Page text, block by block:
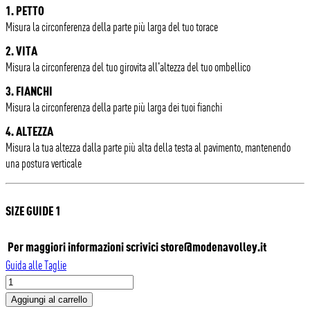
1. PETTO
Misura la circonferenza della parte più larga del tuo torace
2. VITA
Misura la circonferenza del tuo girovita all'altezza del tuo ombellico
3. FIANCHI
Misura la circonferenza della parte più larga dei tuoi fianchi
4. ALTEZZA
Misura la tua altezza dalla parte più alta della testa al pavimento, mantenendo
una postura verticale
SIZE GUIDE 1
Per maggiori informazioni scrivicistore@modenavolley.it
Guida alle Taglie
MODENA
VOLLEY-
SHORT
Aggiungi al carrello